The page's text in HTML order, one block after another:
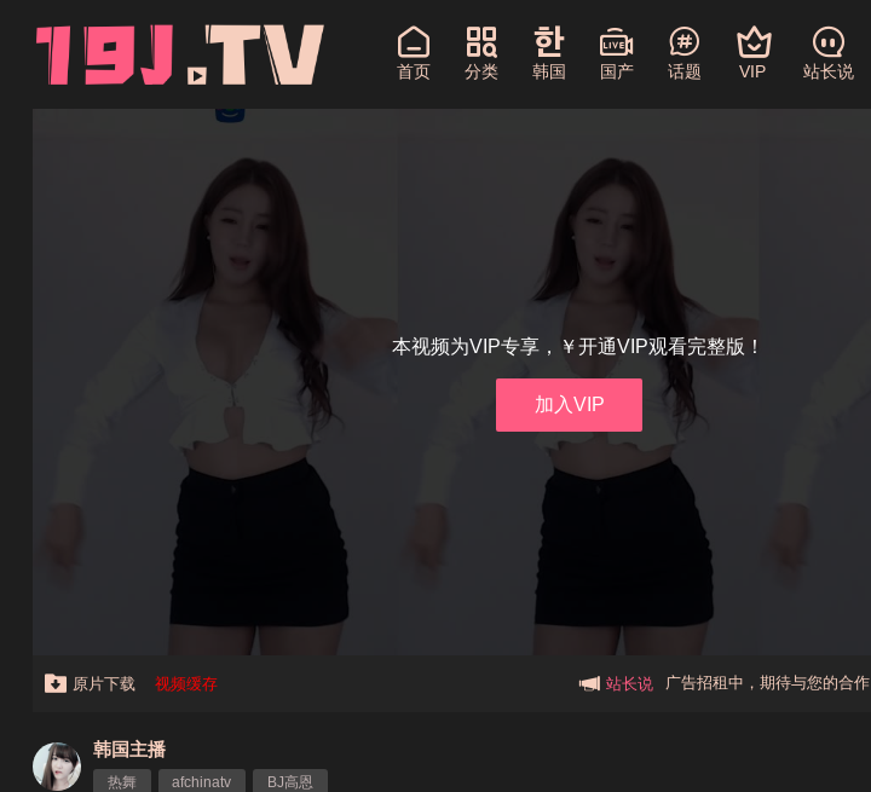
首页 分类 韩国 国产 话题 VIP 站长说
本视频为VIP专享，￥开通VIP观看完整版！
加入VIP
原片下载 视频缓存 站长说
本站大事件(19j网站发展历程)
新手报道,扫盲科普帖
广告招租中，期待与您的合作
韩国主播
热舞 afchinatv BJ高恩